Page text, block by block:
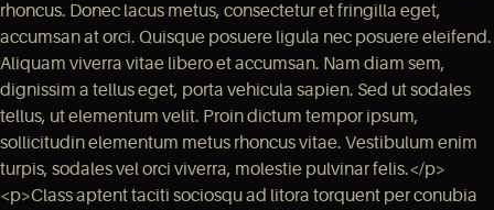
rhoncus. Donec lacus metus, consectetur et fringilla eget,
accumsan at orci. Quisque posuere ligula nec posuere eleifend.
Aliquam viverra vitae libero et accumsan. Nam diam sem,
dignissim a tellus eget, porta vehicula sapien. Sed ut sodales
tellus, ut elementum velit. Proin dictum tempor ipsum,
sollicitudin elementum metus rhoncus vitae. Vestibulum enim
turpis, sodales vel orci viverra, molestie pulvinar felis.</p>
<p>Class aptent taciti sociosqu ad litora torquent per conubia